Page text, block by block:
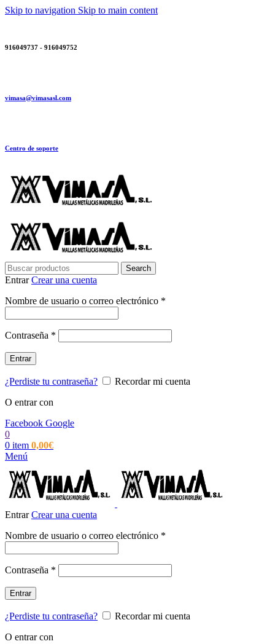
Skip to navigation Skip to main content
916049737 - 916049752
vimasa@vimasasl.com
Centro de soporte
Search
EntrarCrear una cuenta
Nombre de usuario o correo electrónico *
Contraseña *
Entrar
¿Perdiste tu contraseña?
Recordar mi cuenta
O entrar con
Facebook Google
0
0 item 0,00€
Menú
EntrarCrear una cuenta
Nombre de usuario o correo electrónico *
Contraseña *
Entrar
¿Perdiste tu contraseña?
Recordar mi cuenta
O entrar con